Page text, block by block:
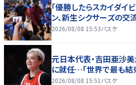
「優勝したらスカイダイ
ン、新生シクサーズの交
2026/08/08 15:53バスケ
元日本代表・吉田亜沙
に就任…「世界で最も結
2026/08/08 15:51 バスケ